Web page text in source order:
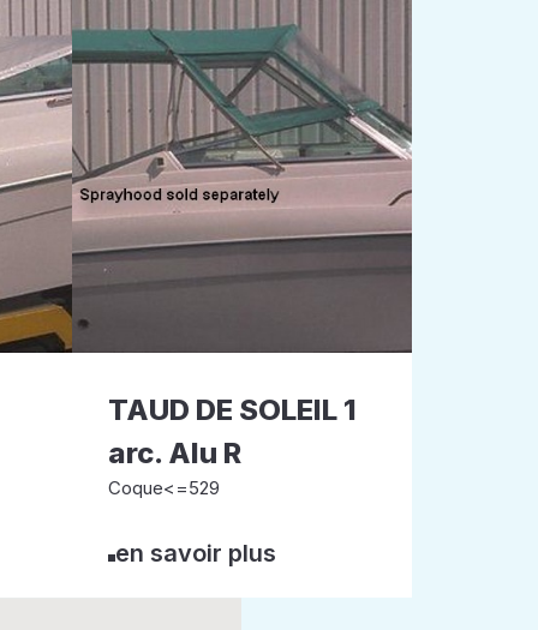
TAUD DE SOLEIL 1
arc. Alu R
Coque<=529
en savoir plus